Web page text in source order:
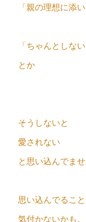
「親の理想に添い
「ちゃんとしない
とか
そうしないと
愛されない
と思い込んでま
思い込んでること
気付かないかも。